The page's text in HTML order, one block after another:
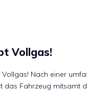
Vollgas!
Nach einer
das Fahrzeug mitsamt